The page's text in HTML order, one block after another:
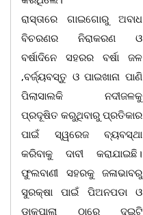
ରାସ୍ତାରେ ଗାଇଗୋରୁ ଅବାଧ
ବିଚରଣର ନିରାକରଣ ଓ
ବର୍ଷାଦିନେ ସହରର ବର୍ଷା ଜଳ
,ବର୍ଜ୍ୟବସ୍ତୁ ଓ ପାଇଖାନା ପାଣି
ପିଲାସାଲକି ନଦୀଜଳକୁ
ପ୍ରଦୂଷିତ କରୁଥିବାରୁ ପ୍ରତିକାର
ପାଇଁ ସ୍ୱରେଜ ବ୍ୟବସ୍ଥା
କରିବାକୁ ଦାବୀ କରାଯାଇଛି।
ଫୁଲବାଣୀ ସହରକୁ ଜଳାଭାବରୁ
ସୁରକ୍ଷା ପାଇଁ ପିଅନପଡା ଓ
ଡାକପାଲା ଠାରେ ଦୁଇଟି